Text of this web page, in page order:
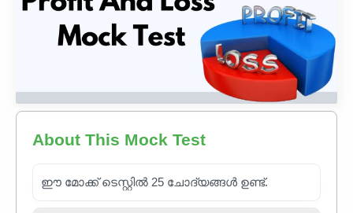
About This Mock Test
ഈ മോക്ക് ടെസ്റ്റിൽ 25 ചോദ്യങ്ങൾ ഉണ്ട്.